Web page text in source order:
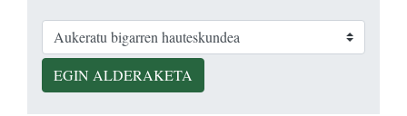
EGIN ALDERAKETA